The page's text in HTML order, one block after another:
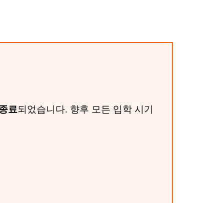
료되었습니다. 향후 모든 입학 시기